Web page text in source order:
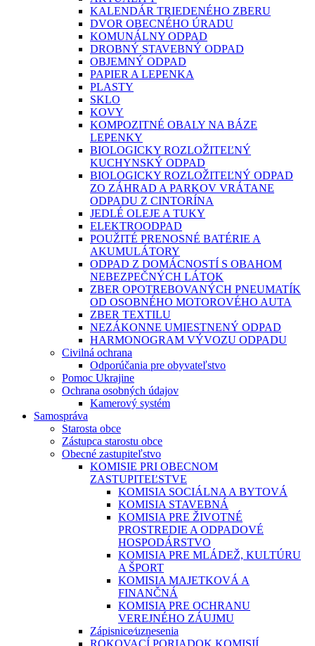
KALENDÁR TRIEDENÉHO ZBERU
DVOR OBECNÉHO ÚRADU
KOMUNÁLNY ODPAD
DROBNÝ STAVEBNÝ ODPAD
OBJEMNÝ ODPAD
PAPIER A LEPENKA
PLASTY
SKLO
KOVY
KOMPOZITNÉ OBALY NA BÁZE
LEPENKY
BIOLOGICKY ROZLOŽITEĽNÝ
KUCHYNSKÝ ODPAD
BIOLOGICKY ROZLOŽITEĽNÝ ODPAD
ZO ZÁHRAD A PARKOV VRÁTANE
ODPADU Z CINTORÍNA
JEDLÉ OLEJE A TUKY
ELEKTROODPAD
POUŽITÉ PRENOSNÉ BATÉRIE A
AKUMULÁTORY
ODPAD Z DOMÁCNOSTÍ S OBAHOM
NEBEZPEČNÝCH LÁTOK
ZBER OPOTREBOVANÝCH PNEUMATÍK
OD OSOBNÉHO MOTOROVÉHO AUTA
ZBER TEXTILU
NEZÁKONNE UMIESTNENÝ ODPAD
HARMONOGRAM VÝVOZU ODPADU
Civilná ochrana
Odporúčania pre obyvateľstvo
Pomoc Ukrajine
Ochrana osobných údajov
Kamerový systém
Samospráva
Starosta obce
Zástupca starostu obce
Obecné zastupiteľstvo
KOMISIE PRI OBECNOM
ZASTUPITEĽSTVE
KOMISIA SOCIÁLNA A BYTOVÁ
KOMISIA STAVEBNÁ
KOMISIA PRE ŽIVOTNÉ
PROSTREDIE A ODPADOVÉ
HOSPODÁRSTVO
KOMISIA PRE MLÁDEŽ, KULTÚRU
A ŠPORT
KOMISIA MAJETKOVÁ A
FINANČNÁ
KOMISIA PRE OCHRANU
VEREJNÉHO ZÁUJMU
Zápisnice⁄uznesenia
ROKOVACÍ PORIADOK KOMISIÍ